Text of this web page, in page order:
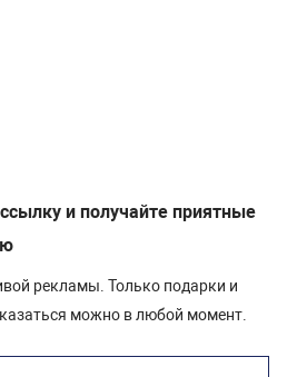
и получайте приятные
рекламы. Только подарки и
можно в любой момент.